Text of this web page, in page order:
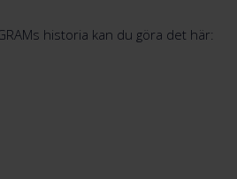
historia kan du göra det här: